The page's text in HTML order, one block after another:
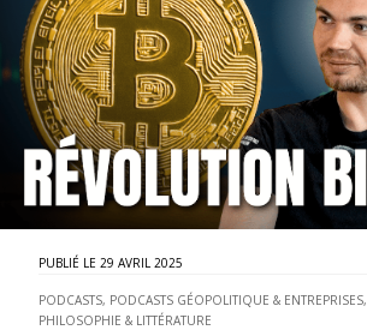
29 AVRIL 2025
PODCASTS, PODCASTS GÉOPOLITIQUE & ENTREPRISES,
PHILOSOPHIE & LITTÉRATURE